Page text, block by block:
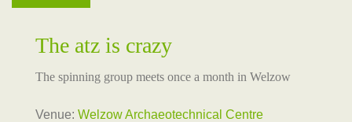
The atz is crazy
The spinning group meets once a month in Welzow
Venue: Welzow Archaeotechnical Centre